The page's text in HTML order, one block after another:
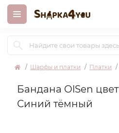
Шарфы и платки Платки
Бандана OlSen цвет
Синий тёмный